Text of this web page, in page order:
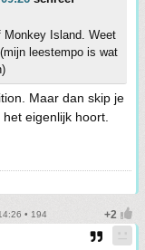
Monkey Island. Weet
leestempo is wat
Maar dan skip je
eigenlijk hoort.
• 194